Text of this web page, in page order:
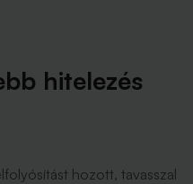
hitelezés
hozott, tavasszal